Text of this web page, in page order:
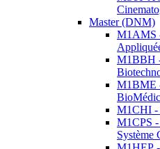
Master (DNM)
M1AMS
M1BBH
M1BME
M1CHI -
M1CPS
Système